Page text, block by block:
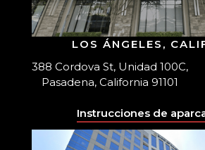
LOS ÁNGELES,
388 Cordova St, Unidad 100C,
Pasadena, California 91101
Instrucciones de